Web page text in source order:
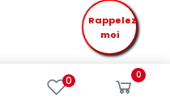
0 0
Rappelez
moi